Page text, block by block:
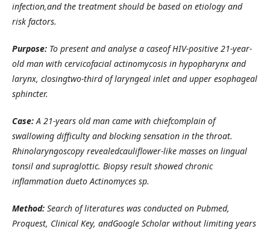
infection,and the treatment should be based on etiology and
risk factors.
Purpose: To present and analyse a caseof HIV-positive 21-year-
old man with cervicofacial actinomycosis in hypopharynx and
larynx, closingtwo-third of laryngeal inlet and upper esophageal
sphincter.
Case:A 21-years old man came with chiefcomplain of
swallowing difficulty and blocking sensation in the throat.
Rhinolaryngoscopy revealedcauliflower-like masses on lingual
tonsil and supraglottic. Biopsy result showed chronic
inflammation dueto Actinomyces sp.
Method: Search of literatures was conducted on Pubmed,
Proquest, Clinical Key, andGoogle Scholar without limiting years